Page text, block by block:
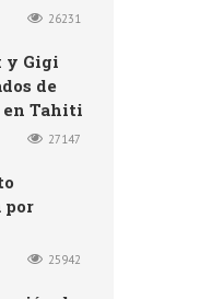
26231
y Gigi
de
en Tahiti
27147
por
25942